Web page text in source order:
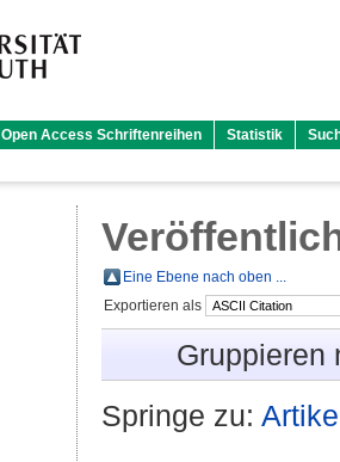
Open Access Schriftenreihen Statistik
Eine Ebene nach oben ...
Exportieren als
Gruppieren
Springe zu: